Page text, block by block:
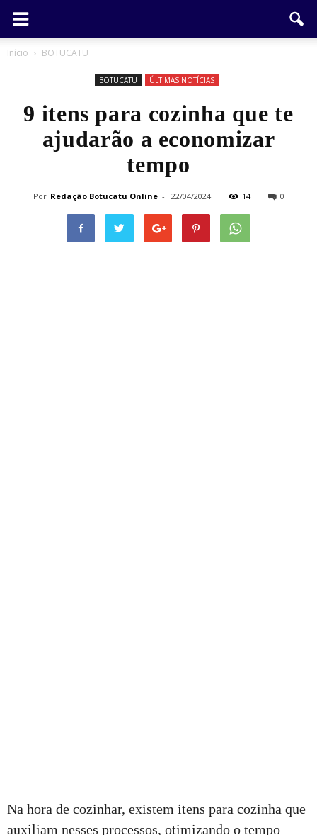
Início BOTUCATU
BOTUCATU ÚLTIMAS NOTÍCIAS
9 itens para cozinha que te
ajudarão a economizar
tempo
Por Redação Botucatu Online - 22/04/2024 14 0
Na hora de cozinhar, existem itens para cozinha que
auxiliam nesses processos, otimizando o tempo